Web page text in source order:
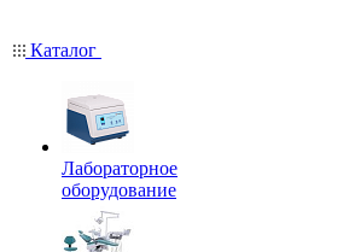
Каталог
Лабораторное
оборудование